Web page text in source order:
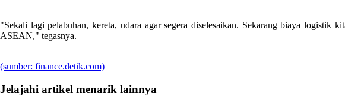
"Sekali lagi pelabuhan, kereta, udara agar segera diselesaikan. Sekarang biaya logistik
ASEAN," tegasnya.
(sumber: finance.detik.com)
Jelajahi artikel menarik lainnya